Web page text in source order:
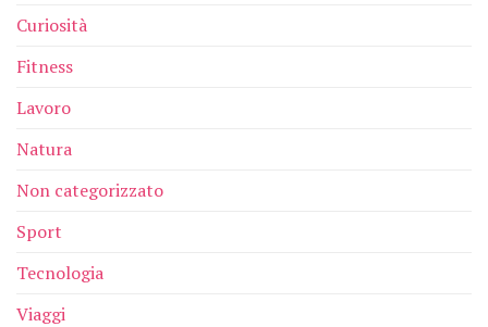
Curiosità
Fitness
Lavoro
Natura
Non categorizzato
Sport
Tecnologia
Viaggi